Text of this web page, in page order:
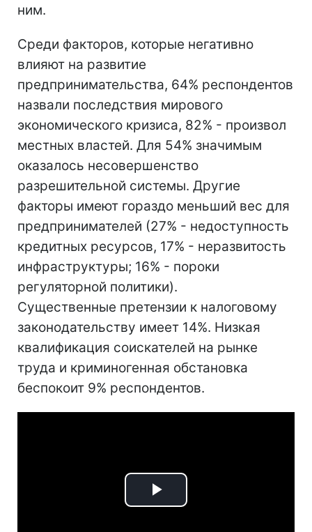
ним.
Среди факторов, которые негативно
влияют на развитие
предпринимательства, 64% респондентов
назвали последствия мирового
экономического кризиса, 82% - произвол
местных властей. Для 54% значимым
оказалось несовершенство
разрешительной системы. Другие
факторы имеют гораздо меньший вес для
предпринимателей (27% - недоступность
кредитных ресурсов, 17% - неразвитость
инфраструктуры; 16% - пороки
регуляторной политики).
Существенные претензии к налоговому
законодательству имеет 14%. Низкая
квалификация соискателей на рынке
труда и криминогенная обстановка
беспокоит 9% респондентов.
Play